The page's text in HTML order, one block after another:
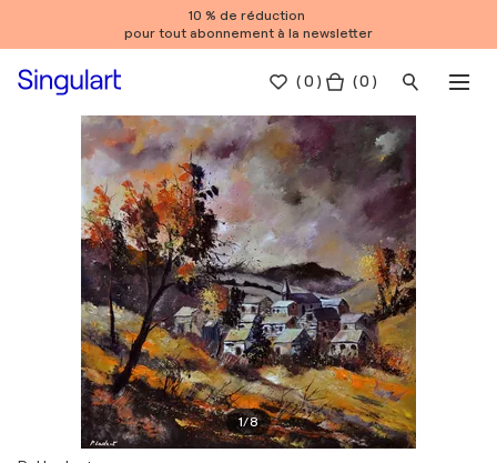
10 % de réduction
pour tout abonnement à la newsletter
(0 ) ( 0 )
1/8